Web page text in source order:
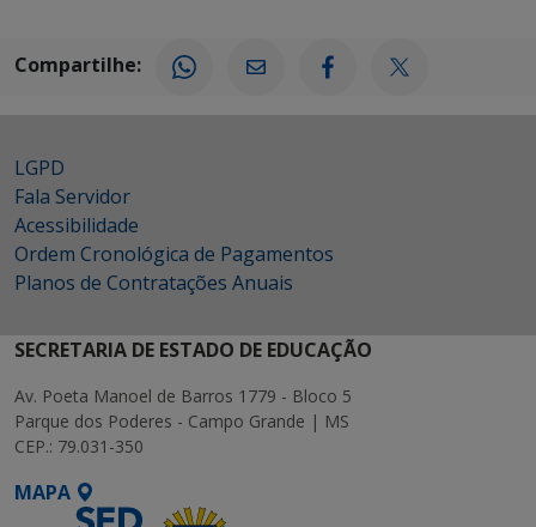
Compartilhe:
LGPD
Fala Servidor
Acessibilidade
Ordem Cronológica de Pagamentos
Planos de Contratações Anuais
SECRETARIA DE ESTADO DE EDUCAÇÃO
Av. Poeta Manoel de Barros 1779 - Bloco 5
Parque dos Poderes - Campo Grande | MS
CEP.: 79.031-350
MAPA